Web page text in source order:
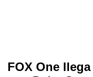
FOX One